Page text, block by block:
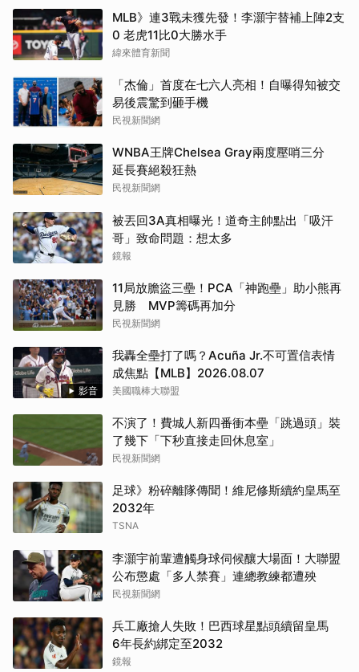
MLB》連3戰未獲先發！李灝宇替補上陣2支
0 老虎11比0大勝水手
緯來體育新聞
「杰倫」首度在七六人亮相！自曝得知被交
易後震驚到砸手機
民視新聞網
WNBA王牌Chelsea Gray兩度壓哨三分
延長賽絕殺狂熱
民視新聞網
被丟回3A真相曝光！道奇主帥點出「吸汗
哥」致命問題：想太多
鏡報
11局放膽盜三壘！PCA「神跑壘」助小熊再
見勝 MVP籌碼再加分
民視新聞網
影音
我轟全壘打了嗎？Acuña Jr.不可置信表情
成焦點【MLB】2026.08.07
美國職棒大聯盟
不演了！費城人新四番衝本壘「跳過頭」裝
了幾下「下秒直接走回休息室」
民視新聞網
足球》粉碎離隊傳聞！維尼修斯續約皇馬至
2032年
TSNA
李灝宇前輩遭觸身球伺候釀大場面！大聯盟
公布懲處「多人禁賽」連總教練都遭殃
民視新聞網
兵工廠搶人失敗！巴西球星點頭續留皇馬
6年長約綁定至2032
鏡報